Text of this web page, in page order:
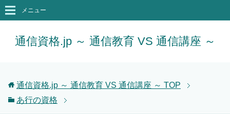
通信資格.jp ～ 通信教育 VS 通信講座 ～
メニュー
通信資格.jp ～ 通信教育 VS 通信講座 ～ TOP
あ行の資格